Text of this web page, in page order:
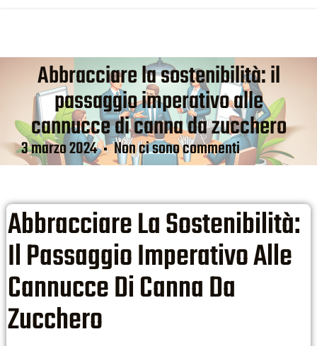
Abbracciare la sostenibilità: il
passaggio imperativo alle
cannucce di canna da zucchero
3 marzo 2024 Non ci sono commenti
Abbracciare La Sostenibilità:
Il Passaggio Imperativo Alle
Cannucce Di Canna Da
Zucchero